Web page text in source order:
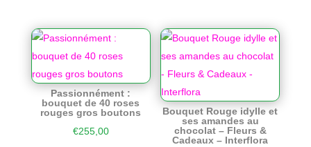
Passionnément :
bouquet de 40 roses
rouges gros boutons
€255,00
Bouquet Rouge idylle et
ses amandes au
chocolat – Fleurs &
Cadeaux – Interflora